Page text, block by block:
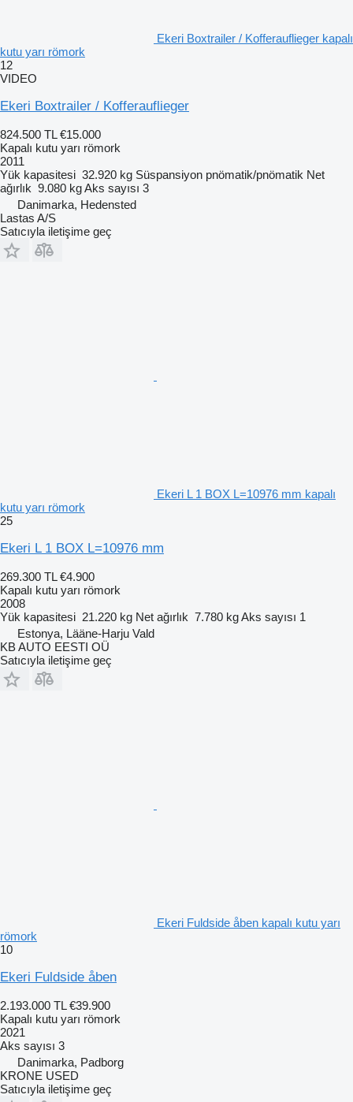
Ekeri Boxtrailer / Kofferauflieger kapalı
kutu yarı römork
12
VIDEO
Ekeri Boxtrailer / Kofferauflieger
824.500 TL €15.000
Kapalı kutu yarı römork
2011
Yük kapasitesi 32.920 kg Süspansiyon pnömatik/pnömatik Net
ağırlık 9.080 kgAks sayısı 3
Danimarka, Hedensted
Lastas A/S
Satıcıyla iletişime geç
Ekeri L 1 BOX L=10976 mm kapalı
kutu yarı römork
25
Ekeri L 1 BOX L=10976 mm
269.300 TL €4.900
Kapalı kutu yarı römork
2008
Yük kapasitesi 21.220 kg Net ağırlık 7.780 kgAks sayısı 1
Estonya, Lääne-Harju Vald
KB AUTO EESTI OÜ
Satıcıyla iletişime geç
Ekeri Fuldside åben kapalı kutu yarı
römork
10
Ekeri Fuldside åben
2.193.000 TL €39.900
Kapalı kutu yarı römork
2021
Aks sayısı 3
Danimarka, Padborg
KRONE USED
Satıcıyla iletişime geç